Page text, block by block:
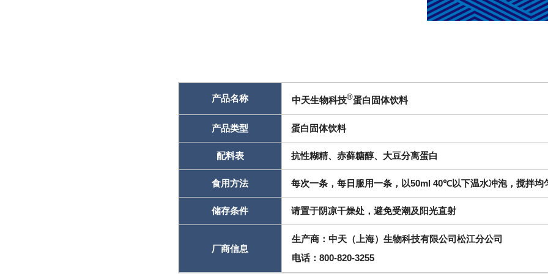
产品名称 中天生物科技®蛋白固体饮料
产品类型 蛋白固体饮料
配料表 抗性糊精、赤藓糖醇、大豆分离蛋白
食用方法 每次一条，每日服用一条，以50ml 40℃以下温水冲泡，搅拌均
储存条件 请置于阴凉干燥处，避免受潮及阳光直射
厂商信息
生产商：中天（上海）生物科技有限公司松江分公司
电话：800-820-3255